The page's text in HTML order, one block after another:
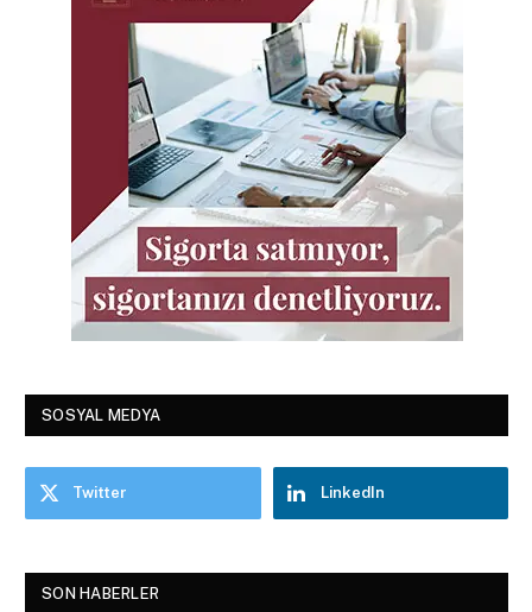
SOSYAL MEDYA
Twitter LinkedIn
SON HABERLER